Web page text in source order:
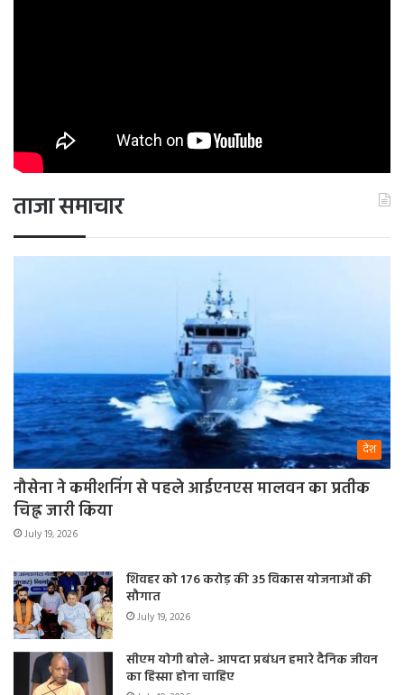
ताजा समाचार
देश
नौसेना ने कमीशनिंग से पहले आईएनएस मालवन का प्रतीक
चिह्न जारी किया
July 19, 2026
शिवहर को 176 करोड़ की 35 विकास योजनाओं की
सौगात
July 19, 2026
सीएम योगी बोले- आपदा प्रबंधन हमारे दैनिक जीवन
का हिस्सा होना चाहिए